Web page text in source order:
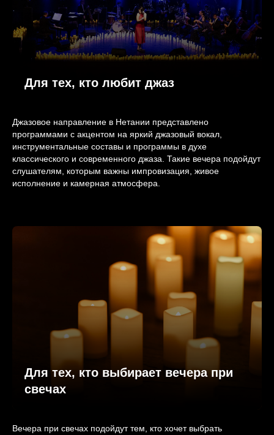
Для тех, кто любит джаз
Джазовое направление в Нетании представлено
программами с акцентом на яркий джазовый вокал,
инструментальные составы и программы в духе
классического и современного джаза. Такие вечера подойдут
слушателям, которым важны импровизация, живое
исполнение и камерная атмосфера.
Для тех, кто выбирает вечера при
свечах
Вечера при свечах подойдут тем, кто хочет выбрать